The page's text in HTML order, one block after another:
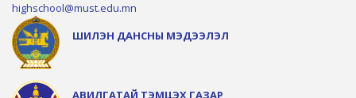
highschool@must.edu.mn
ШИЛЭН ДАНСНЫ МЭДЭЭЛЭЛ
АВИЛГАТАЙ ТЭМЦЭХ ГАЗАР